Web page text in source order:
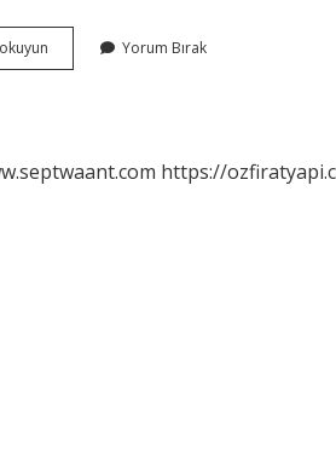
Burcu
Yorum Bırak
https://